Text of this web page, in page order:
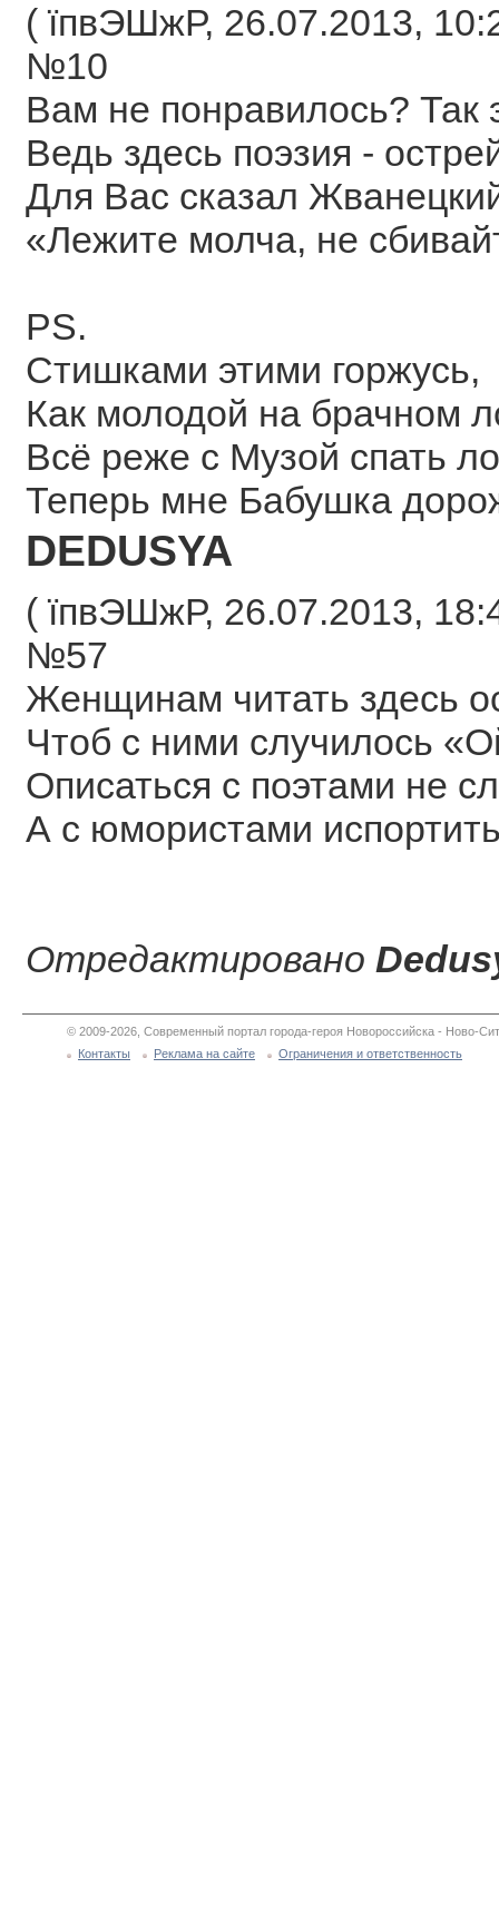
( їпвЭШжР, 26.07.2013,
№10
Вам не понравилось? Так
Ведь здесь поэзия -
Для Вас сказал
«Лежите молча, не
PS.
Стишками этими горжусь,
Как молодой на брачном
Всё реже с Музой спать
Теперь мне Бабушка
DEDUSYA
( їпвЭШжР, 26.07.2013,
№57
Женщинам читать здесь
Чтоб с ними случилось
Описаться с поэтами не
А с юмористами
Отредактировано
© 2009-2026, Современный портал города-героя Новороссийска - Ново-
Контакты
Реклама на сайте Ограничения и ответственность